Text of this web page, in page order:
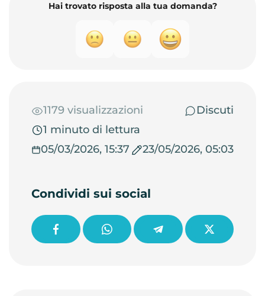
Hai trovato risposta alla tua domanda?
1179 visualizzazioni
Discuti
1 minuto di lettura
05/03/2026, 15:37
23/05/2026, 05:03
Condividi sui social